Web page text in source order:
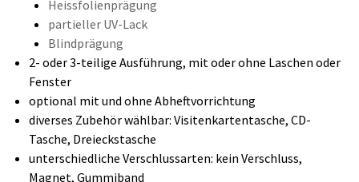
Heissfolienprägung
partieller UV-Lack
Blindprägung
2- oder 3-teilige Ausführung, mit oder ohne Laschen oder
Fenster
optional mit und ohne Abheftvorrichtung
diverses Zubehör wählbar: Visitenkartentasche, CD-
Tasche, Dreieckstasche
unterschiedliche Verschlussarten: kein Verschluss,
Magnet, Gummiband